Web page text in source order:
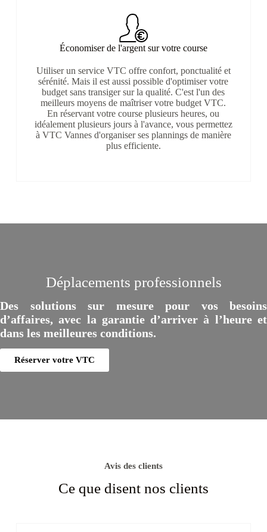
Économiser de l'argent sur votre course
Utiliser un service VTC offre confort, ponctualité et
sérénité. Mais il est aussi possible d'optimiser votre
budget sans transiger sur la qualité. C'est l'un des
meilleurs moyens de maîtriser votre budget VTC.
En réservant votre course plusieurs heures, ou
idéalement plusieurs jours à l'avance, vous permettez
à VTC Vannes d'organiser ses plannings de manière
plus efficiente.
Déplacements professionnels
Des solutions sur mesure pour vos besoins
d’affaires, avec la garantie d’arriver à l’heure et
dans les meilleures conditions.
Réserver votre VTC
Avis des clients
Ce que disent nos clients